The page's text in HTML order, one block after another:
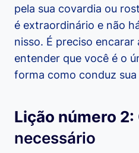
pela sua covardia ou
é extraordinário e não
nisso. É preciso
entender que você é o
forma como conduz sua
Lição número 2:
necessário